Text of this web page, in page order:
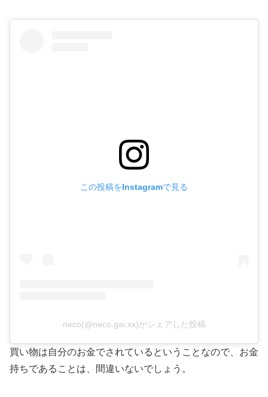
この投稿をInstagramで見る
neco(@neco.gai.xx)がシェアした投稿
買い物は自分のお金でされているということなので、お金
持ちであることは、間違いないでしょう。